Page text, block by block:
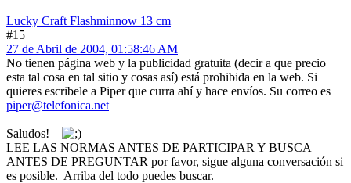
Lucky Craft Flashminnow 13 cm
#15
27 de Abril de 2004, 01:58:46 AM
No tienen página web y la publicidad gratuita (decir a que precio
esta tal cosa en tal sitio y cosas así) está prohibida en la web. Si
quieres escribele a Piper que curra ahí y hace envíos. Su correo es
piper@telefonica.net
Saludos!
LEE LAS NORMAS ANTES DE PARTICIPAR Y BUSCA
ANTES DE PREGUNTAR por favor, sigue alguna conversación si
es posible. Arriba del todo puedes buscar.